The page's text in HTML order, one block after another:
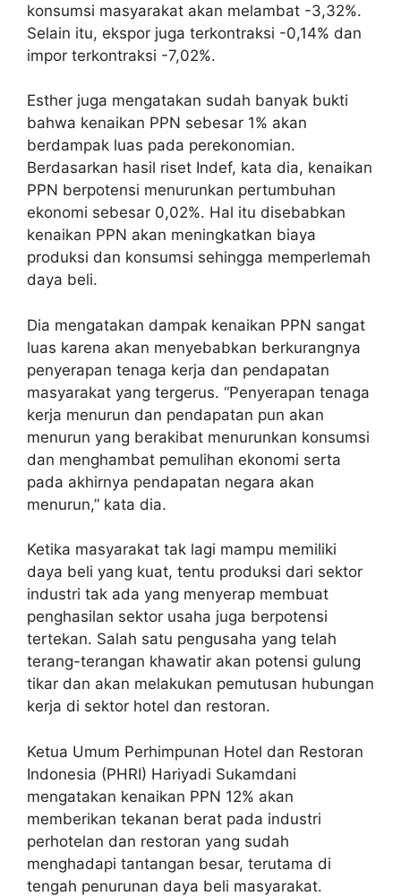
konsumsi masyarakat akan melambat -3,32%.
Selain itu, ekspor juga terkontraksi -0,14% dan
impor terkontraksi -7,02%.
Esther juga mengatakan sudah banyak bukti
bahwa kenaikan PPN sebesar 1% akan
berdampak luas pada perekonomian.
Berdasarkan hasil riset Indef, kata dia, kenaikan
PPN berpotensi menurunkan pertumbuhan
ekonomi sebesar 0,02%. Hal itu disebabkan
kenaikan PPN akan meningkatkan biaya
produksi dan konsumsi sehingga memperlemah
daya beli.
Dia mengatakan dampak kenaikan PPN sangat
luas karena akan menyebabkan berkurangnya
penyerapan tenaga kerja dan pendapatan
masyarakat yang tergerus. “Penyerapan tenaga
kerja menurun dan pendapatan pun akan
menurun yang berakibat menurunkan konsumsi
dan menghambat pemulihan ekonomi serta
pada akhirnya pendapatan negara akan
menurun,” kata dia.
Ketika masyarakat tak lagi mampu memiliki
daya beli yang kuat, tentu produksi dari sektor
industri tak ada yang menyerap membuat
penghasilan sektor usaha juga berpotensi
tertekan. Salah satu pengusaha yang telah
terang-terangan khawatir akan potensi gulung
tikar dan akan melakukan pemutusan hubungan
kerja di sektor hotel dan restoran.
Ketua Umum Perhimpunan Hotel dan Restoran
Indonesia (PHRI) Hariyadi Sukamdani
mengatakan kenaikan PPN 12% akan
memberikan tekanan berat pada industri
perhotelan dan restoran yang sudah
menghadapi tantangan besar, terutama di
tengah penurunan daya beli masyarakat.